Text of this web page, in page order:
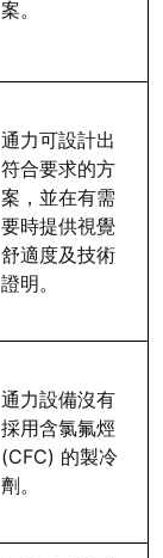
案。
通力可設計出
符合要求的方
案，並在有需
要時提供視覺
舒適度及技術
證明。
通力設備沒有
採用含氯氟烴
(CFC) 的製冷
劑。